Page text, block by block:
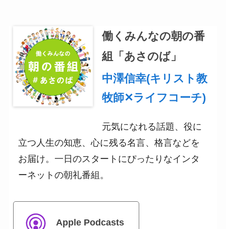
働くみんなの朝の番
組「あさのば」
中澤信幸(キリスト教
牧師✕ライフコーチ)
元気になれる話題、役に
立つ人生の知恵、心に残る名言、格言などを
お届け。一日のスタートにぴったりなインタ
ーネットの朝礼番組。
Apple Podcasts